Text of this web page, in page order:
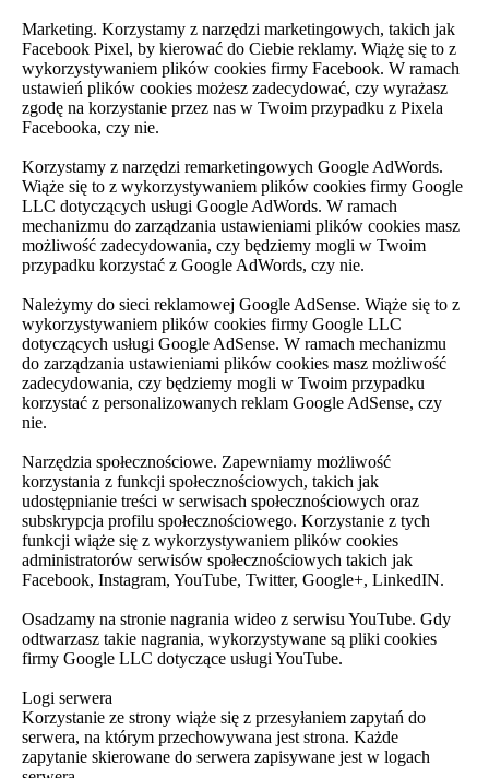
Marketing. Korzystamy z narzędzi marketingowych, takich jak
Facebook Pixel, by kierować do Ciebie reklamy. Wiążę się to z
wykorzystywaniem plików cookies firmy Facebook. W ramach
ustawień plików cookies możesz zadecydować, czy wyrażasz
zgodę na korzystanie przez nas w Twoim przypadku z Pixela
Facebooka, czy nie.
Korzystamy z narzędzi remarketingowych Google AdWords.
Wiąże się to z wykorzystywaniem plików cookies firmy Google
LLC dotyczących usługi Google AdWords. W ramach
mechanizmu do zarządzania ustawieniami plików cookies masz
możliwość zadecydowania, czy będziemy mogli w Twoim
przypadku korzystać z Google AdWords, czy nie.
Należymy do sieci reklamowej Google AdSense. Wiąże się to z
wykorzystywaniem plików cookies firmy Google LLC
dotyczących usługi Google AdSense. W ramach mechanizmu
do zarządzania ustawieniami plików cookies masz możliwość
zadecydowania, czy będziemy mogli w Twoim przypadku
korzystać z personalizowanych reklam Google AdSense, czy
nie.
Narzędzia społecznościowe. Zapewniamy możliwość
korzystania z funkcji społecznościowych, takich jak
udostępnianie treści w serwisach społecznościowych oraz
subskrypcja profilu społecznościowego. Korzystanie z tych
funkcji wiąże się z wykorzystywaniem plików cookies
administratorów serwisów społecznościowych takich jak
Facebook, Instagram, YouTube, Twitter, Google+, LinkedIN.
Osadzamy na stronie nagrania wideo z serwisu YouTube. Gdy
odtwarzasz takie nagrania, wykorzystywane są pliki cookies
firmy Google LLC dotyczące usługi YouTube.
Logi serwera
Korzystanie ze strony wiąże się z przesyłaniem zapytań do
serwera, na którym przechowywana jest strona. Każde
zapytanie skierowane do serwera zapisywane jest w logach